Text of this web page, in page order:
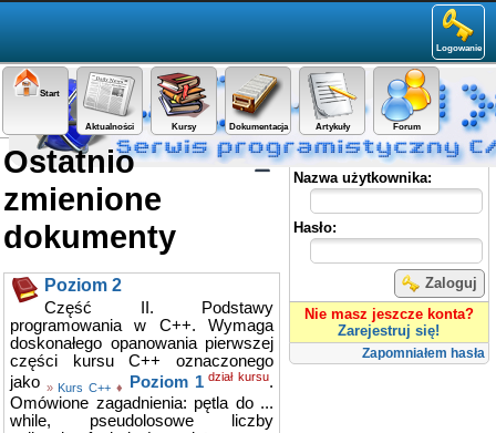
Logowanie
Start
Aktualności Kursy Dokumentacja Artykuły Forum
Panel użytkownika
Nazwa użytkownika:
Hasło:
Zaloguj
Nie masz jeszcze konta?
Zarejestruj się!
Zapomniałem hasła
Ostatnio
zmienione
dokumenty
Poziom 2
Część II. Podstawy
programowania w C++. Wymaga
doskonałego opanowania pierwszej
części kursu C++ oznaczonego
jako » Kurs C++ ♦ Poziom 1 dział kursu.
Omówione zagadnienia: pętla do ...
while, pseudolosowe liczby